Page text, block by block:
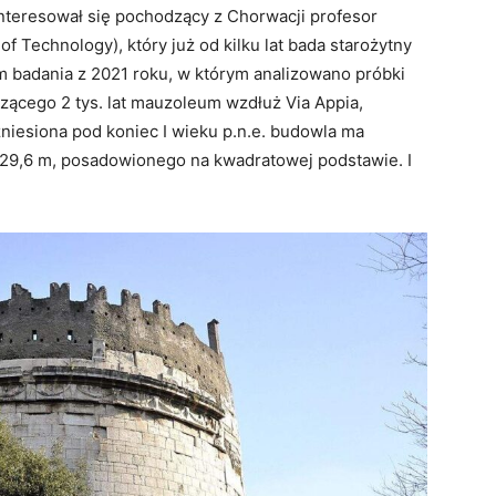
się pochodzący z Chorwacji profesor
Technology), który już od kilku lat bada starożytny
badania z 2021 roku, w którym analizowano próbki
2 tys. lat mauzoleum wzdłuż Via Appia,
pod koniec I wieku p.n.e. budowla ma
m, posadowionego na kwadratowej podstawie. I